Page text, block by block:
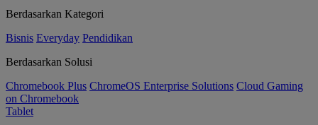
Berdasarkan Kategori
Bisnis Everyday Pendidikan
Berdasarkan Solusi
Chromebook Plus ChromeOS Enterprise Solutions Cloud Gaming
on Chromebook
Tablet